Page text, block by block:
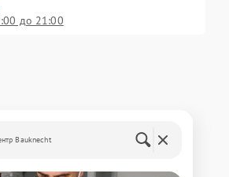
до 21:00
Bauknecht